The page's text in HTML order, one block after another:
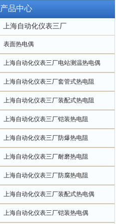
产品中心
上海自动化仪表三厂
表面热电偶
上海自动化仪表三厂电站测温热电偶
上海自动化仪表三厂套管式热电阻
上海自动化仪表三厂装配式热电阻
上海自动化仪表三厂铠装热电阻
上海自动化仪表三厂防爆热电阻
上海自动化仪表三厂耐磨热电阻
上海自动化仪表三厂防腐热电阻
上海自动化仪表三厂装配式热电偶
上海自动化仪表三厂铠装热电偶